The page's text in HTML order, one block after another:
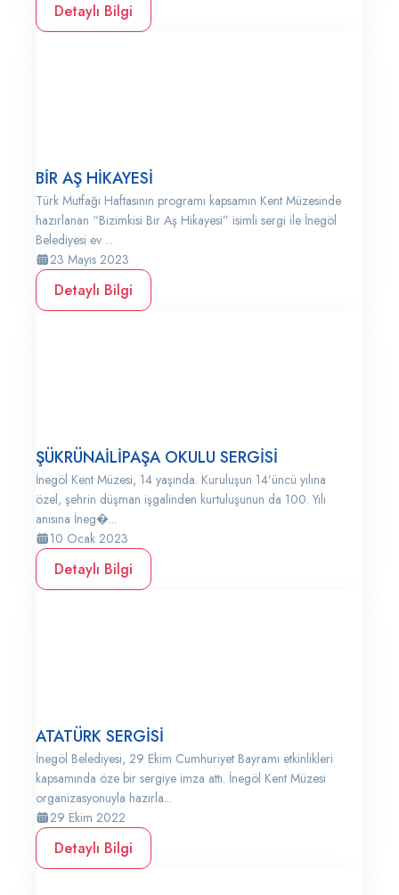
Detaylı Bilgi
BİR AŞ HİKAYESİ
Türk Mutfağı Haftasının programı kapsamın Kent Müzesinde
hazırlanan “Bizimkisi Bir Aş Hikayesi” isimli sergi ile İnegöl
Belediyesi ev ...
23 Mayıs 2023
Detaylı Bilgi
ŞÜKRÜNAİLİPAŞA OKULU SERGİSİ
İnegöl Kent Müzesi, 14 yaşında. Kuruluşun 14’üncü yılına
özel, şehrin düşman işgalinden kurtuluşunun da 100. Yılı
anısına İneg�...
10 Ocak 2023
Detaylı Bilgi
ATATÜRK SERGİSİ
İnegöl Belediyesi, 29 Ekim Cumhuriyet Bayramı etkinlikleri
kapsamında öze bir sergiye imza attı. İnegöl Kent Müzesi
organizasyonuyla hazırla...
29 Ekim 2022
Detaylı Bilgi